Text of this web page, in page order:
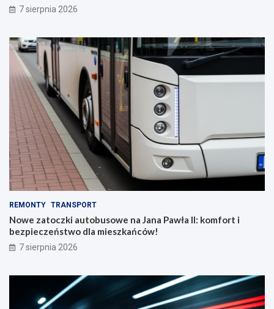
7 sierpnia 2026
REMONTY TRANSPORT
Nowe zatoczki autobusowe na Jana Pawła II: komfort i
bezpieczeństwo dla mieszkańców!
7 sierpnia 2026